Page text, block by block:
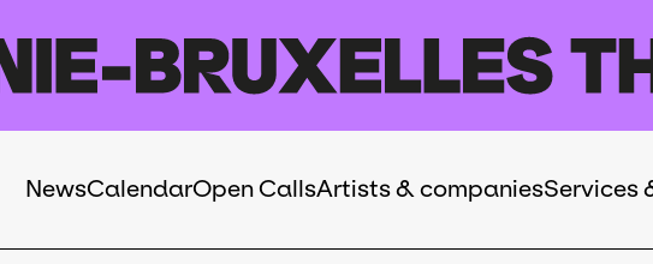
Navigation
NewsCalendarOpen CallsArtists & companiesServices